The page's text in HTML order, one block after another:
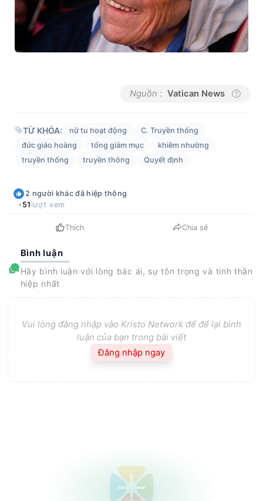
Nguồn : Vatican News
TỪ KHÓA: nữ tu hoạt động
C. Truyền thống
đức giáo hoàng
tổng giám mục
khiêm nhường
truyền thống
truyền thông Quyết định
2 người khác đã hiệp thông
51 lượt xem
Thích Chia sẻ
Bình luận
Hãy bình luận với lòng bác ái, sự tôn trọng và tinh thần
hiệp nhất
Vui lòng đăng nhập vào Kristo Network để để lại bình
luận của bạn trong bài viết
Đăng nhập ngay